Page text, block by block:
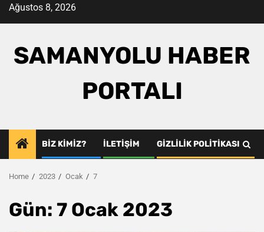
SkipAğustos 8, 2026
SAMANYOLU HABER
PORTALI
BIZ KIMIZ? İLETIŞIM GIZLILIK POLITIKASI
Home 2023 Ocak 7
Gün: 7 Ocak 2023